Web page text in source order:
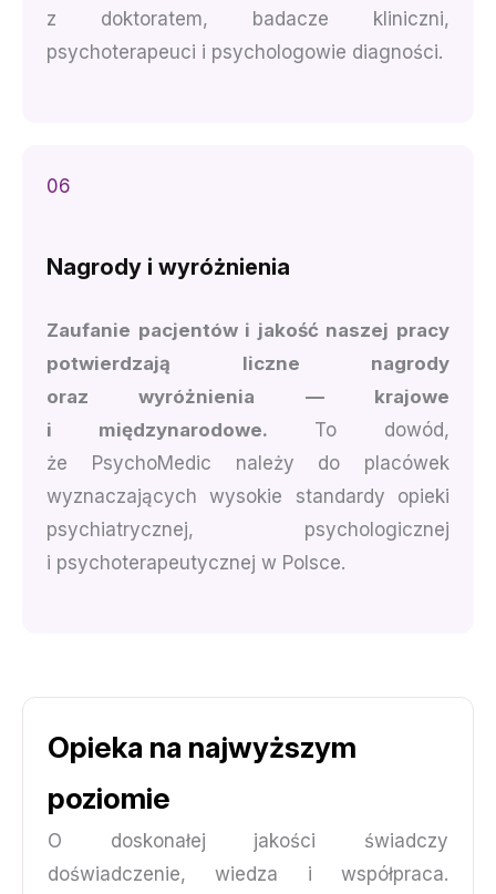
z doktoratem, badacze kliniczni,
psychoterapeuci i psychologowie diagności.
06
Nagrody i wyróżnienia
Zaufanie pacjentów i jakość naszej pracy
potwierdzają liczne nagrody
oraz wyróżnienia — krajowe
i międzynarodowe. To dowód,
że PsychoMedic należy do placówek
wyznaczających wysokie standardy opieki
psychiatrycznej, psychologicznej
i psychoterapeutycznej w Polsce.
Opieka na najwyższym
poziomie
O doskonałej jakości świadczy
doświadczenie, wiedza i współpraca.